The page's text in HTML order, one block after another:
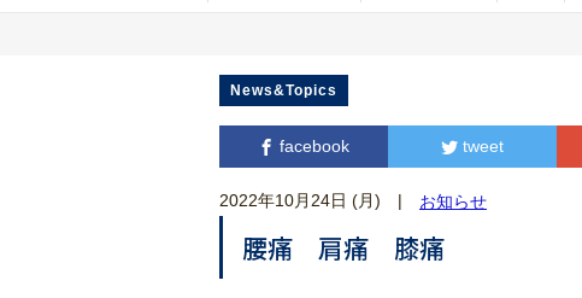
News&Topics
facebook tweet
2022年10月24日 (月) お知らせ
腰痛 肩痛 膝痛